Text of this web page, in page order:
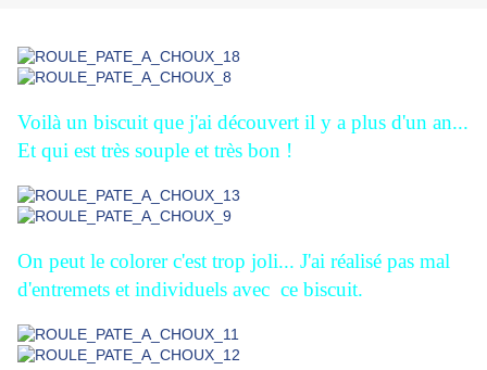
Voilà un biscuit que j'ai découvert il y a plus d'un an...
Et qui est très souple et très bon !
On peut le colorer c'est trop joli... J'ai réalisé pas mal
d'entremets et individuels avec ce biscuit.